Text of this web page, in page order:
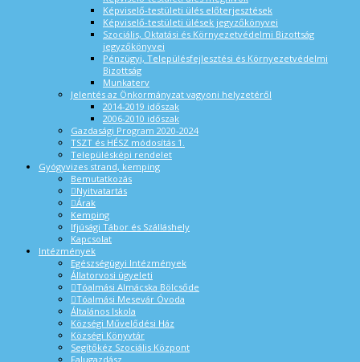
Képviselő-testületi ülés előterjesztések
Képviselő-testületi ülések jegyzőkönyvei
Szociális, Oktatási és Környezetvédelmi Bizottság
jegyzőkönyvei
Pénzügyi, Településfejlesztési és Környezetvédelmi
Bizottság
Munkaterv
Jelentés az Önkormányzat vagyoni helyzetéről
2014-2019 időszak
2006-2010 időszak
Gazdasági Program 2020-2024
TSZT és HÉSZ módosítás 1.
Településképi rendelet
Gyógyvizes strand, kemping
Bemutatkozás
Nyitvatartás
Árak
Kemping
Ifjúsági Tábor és Szálláshely
Kapcsolat
Intézmények
Egészségügyi Intézmények
Állatorvosi ügyeleti
Tóalmási Almácska Bölcsőde
Tóalmási Mesevár Óvoda
Általános Iskola
Községi Művelődési Ház
Községi Könyvtár
Segítőkéz Szociális Központ
Falugazdász